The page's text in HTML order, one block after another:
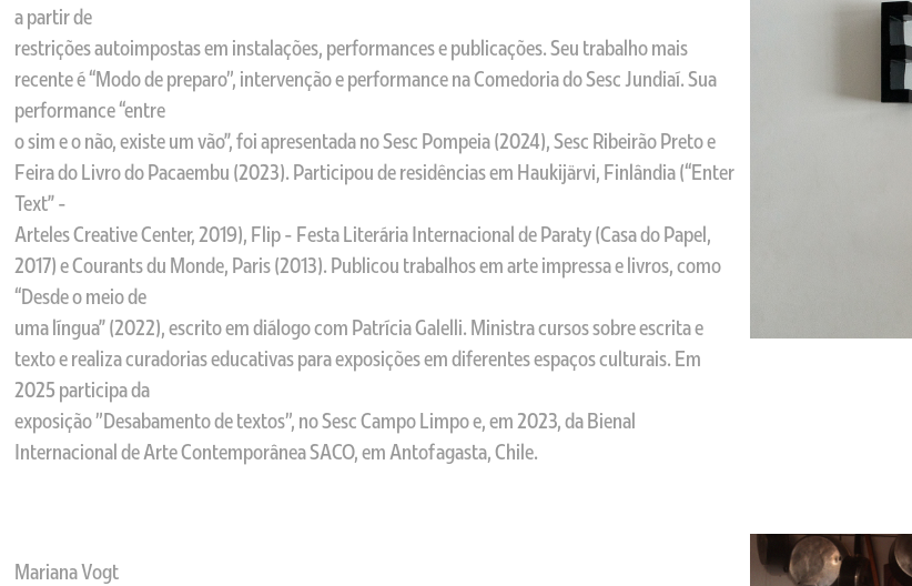
a partir de
restrições autoimpostas em instalações, performances e publicações. Seu trabalho mais
recente é “Modo de preparo", intervenção e performance na Comedoria do Sesc Jundiaí. Sua
performance “entre
o sim e o não, existe um vão”, foi apresentada no Sesc Pompeia (2024), Sesc Ribeirão Preto e
Feira do Livro do Pacaembu (2023). Participou de residências em Haukijärvi, Finlândia (“Enter
Text” -
Arteles Creative Center, 2019), Flip - Festa Literária Internacional de Paraty (Casa do Papel,
2017) e Courants du Monde, Paris (2013). Publicou trabalhos em arte impressa e livros, como
“Desde o meio de
uma língua” (2022), escrito em diálogo com Patrícia Galelli. Ministra cursos sobre escrita e
texto e realiza curadorias educativas para exposições em diferentes espaços culturais. Em
2025 participa da
exposição "Desabamento de textos", no Sesc Campo Limpo e, em 2023, da Bienal
Internacional de Arte Contemporânea SACO, em Antofagasta, Chile.
Mariana Vogt